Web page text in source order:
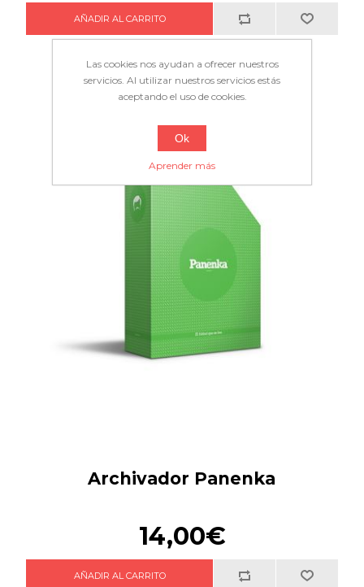
Archivador Panenka
14,00€
Las cookies nos ayudan a ofrecer nuestros
servicios. Al utilizar nuestros servicios estás
aceptando el uso de cookies.
Ok
Aprender más